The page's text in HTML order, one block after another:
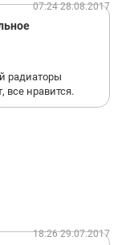
07:24 28.08.2017
радиаторы
все нравится.
18:26 29.07.2017